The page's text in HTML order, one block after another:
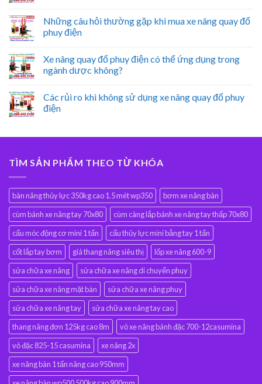
Những câu hỏi thường gặp khi mua xe nâng quay đổ
phuy điện
Xe nâng quay đổ phuy điện có thể ứng dụng trong
ngành dược không?
Các rủi ro khi không sử dụng xe nâng quay đổ phuy
điện
TÌM SẢN PHẨM THEO TỪ KHÓA
bàn nâng thủy lực 350kg cao 1.5 mét wp350
bơm xe nâng bàn
cùm bánh xe nâng tay 70x80
cùm càng lắp bánh xe nâng tay thấp 70x80
cẩu móc động cơ mini 1 tấn
cẩu thủy lực mini bằng tay 1 tấn
cốt lắp tay bơm
giá thang nâng siêu thị
lốp xe nâng 600-9
sửa chữa xe nâng
sửa chữa xe nâng di chuyển phuy
sửa chữa xe nâng mặt bàn
sửa chữa xe nâng phuy
sửa chữa xe nâng tay
sửa chữa xe nâng tay cao
thang nâng đơn 125kg cao 8m
vỏ xe nâng bánh đặc 700-12casumina
vỏ đặc 825-15 casumina
xe nâng 2x
xe nâng bàn 1 tấn nâng cao 950mm